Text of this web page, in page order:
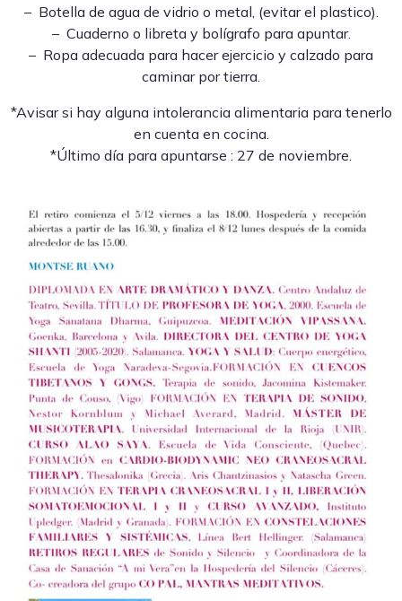
– Botella de agua de vidrio o metal, (evitar el plastico).
– Cuaderno o libreta y bolígrafo para apuntar.
– Ropa adecuada para hacer ejercicio y calzado para
caminar por tierra.
*Avisar si hay alguna intolerancia alimentaria para tenerlo
en cuenta en cocina.
*Último día para apuntarse : 27 de noviembre.